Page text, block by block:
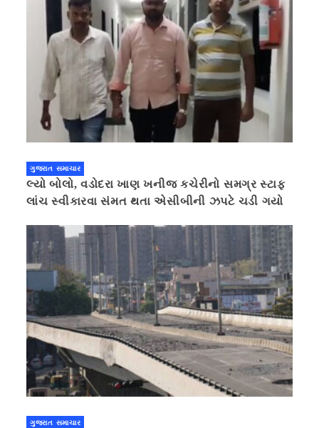
ગુજરાત સમાચાર
લ્યો બોલો, વડોદરા ખાણ ખનીજ કચેરીનો સમગ્ર સ્ટાફ
લાંચ સ્વીકારવા સંમત થતા એસીબીની ઝપટે ચડી ગયો
ગુજરાત સમાચાર